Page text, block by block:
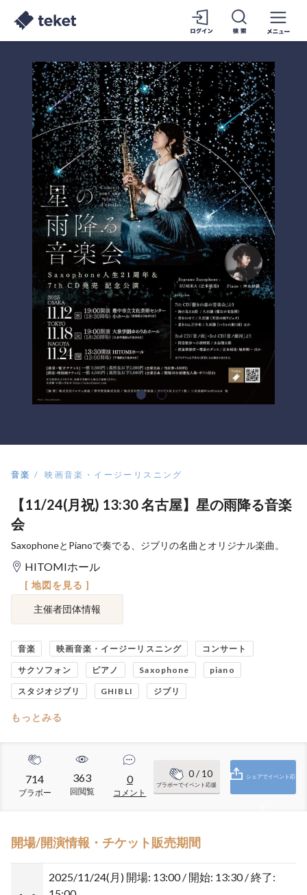
音楽 映画音楽・イージーリスニング
【11/24(月祝) 13:30 名古屋】星の雨降る音楽
会
SaxophoneとPianoで奏でる、ジブリの名曲とオリジナル楽曲。
HITOMIホール
[ 地図を見る ]
主催者団体情報
音楽 映画音楽・イージーリスニング コンサート
サクソフォン ピアノ Saxophone piano
スタジオジブリ GHIBLI ジブリ
もっとみる
714
ブラボー
363
回閲覧
0
コメント
0/ 10
ブラボーでイベント応援
シェアでイベント応
開場/開演情報・チケット販売期間
2025/11/24(月) 開場: 13:00 / 開始: 13:30 / 終了: